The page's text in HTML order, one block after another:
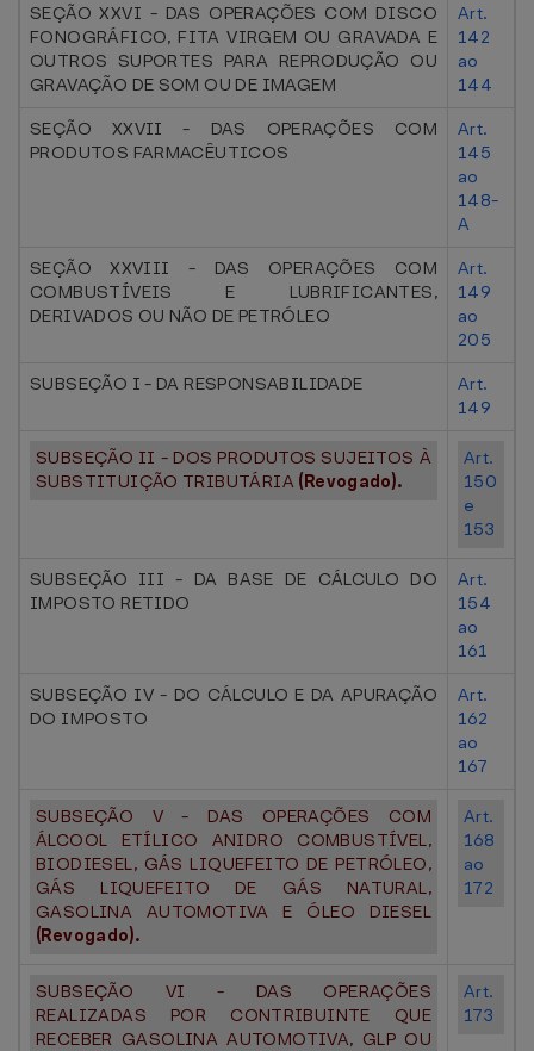
SEÇÃO XXVI - DAS OPERAÇÕES COM DISCO
FONOGRÁFICO, FITA VIRGEM OU GRAVADA E
OUTROS SUPORTES PARA REPRODUÇÃO OU
GRAVAÇÃO DE SOM OU DE IMAGEM
Art.
142
ao
144
SEÇÃO XXVII - DAS OPERAÇÕES COM
PRODUTOS FARMACÊUTICOS
Art.
145
ao
148-
A
SEÇÃO XXVIII - DAS OPERAÇÕES COM
COMBUSTÍVEIS E LUBRIFICANTES,
DERIVADOS OU NÃO DE PETRÓLEO
Art.
149
ao
205
SUBSEÇÃO I - DA RESPONSABILIDADE
Art.
149
SUBSEÇÃO II - DOS PRODUTOS SUJEITOS À
SUBSTITUIÇÃO TRIBUTÁRIA (Revogado).
Art.
150
e
153
SUBSEÇÃO III - DA BASE DE CÁLCULO DO
IMPOSTO RETIDO
Art.
154
ao
161
SUBSEÇÃO IV - DO CÁLCULO E DA APURAÇÃO
DO IMPOSTO
Art.
162
ao
167
SUBSEÇÃO V - DAS OPERAÇÕES COM
ÁLCOOL ETÍLICO ANIDRO COMBUSTÍVEL,
BIODIESEL, GÁS LIQUEFEITO DE PETRÓLEO,
GÁS LIQUEFEITO DE GÁS NATURAL,
GASOLINA AUTOMOTIVA E ÓLEO DIESEL
(Revogado).
Art.
168
ao
172
SUBSEÇÃO VI - DAS OPERAÇÕES
REALIZADAS POR CONTRIBUINTE QUE
RECEBER GASOLINA AUTOMOTIVA, GLP OU
Art.
173